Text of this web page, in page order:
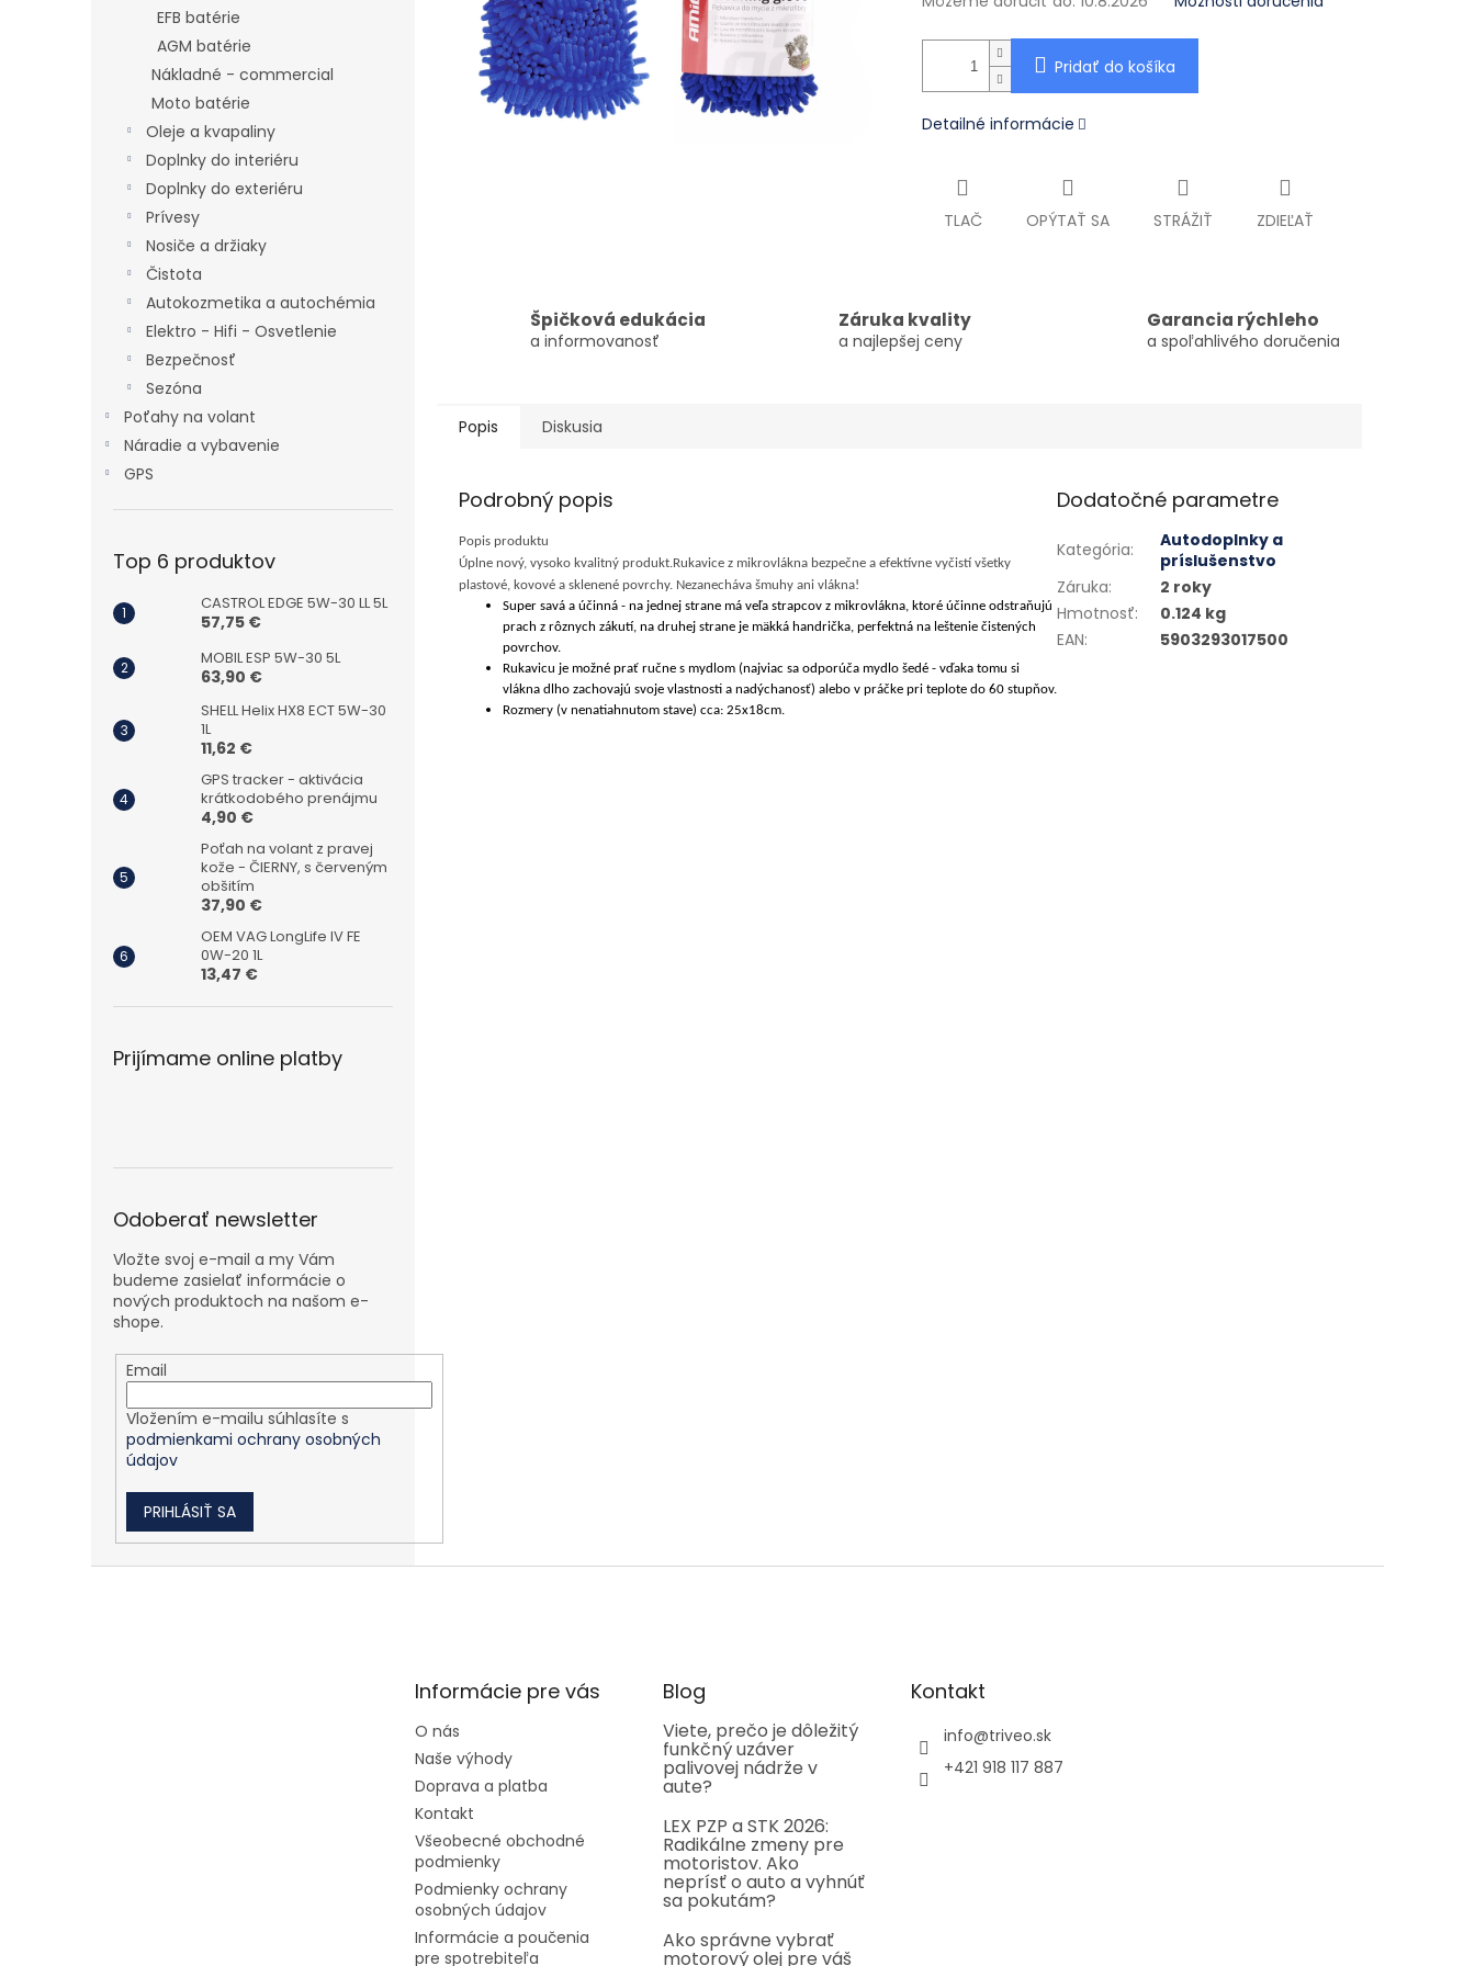
EFB batérie
AGM batérie
Nákladné - commercial
Moto batérie
Oleje a kvapaliny
Doplnky do interiéru
Doplnky do exteriéru
Prívesy
Nosiče a držiaky
Čistota
Autokozmetika a autochémia
Elektro - Hifi - Osvetlenie
Bezpečnosť
Sezóna
Poťahy na volant
Náradie a vybavenie
GPS
Top 6 produktov
CASTROL EDGE 5W-30 LL 5L
57,75 €
MOBIL ESP 5W-30 5L
63,90 €
SHELL Helix HX8 ECT 5W-30
1L
11,62 €
GPS tracker - aktivácia
krátkodobého prenájmu
4,90 €
Poťah na volant z pravej
kože - ČIERNY, s červeným
obšitím
37,90 €
OEM VAG LongLife IV FE
0W-20 1L
13,47 €
Prijímame online platby
Odoberať newsletter
Vložte svoj e-mail a my Vám
budeme zasielať informácie o
nových produktoch na našom e-
shope.
Email
Vložením e-mailu súhlasíte s
podmienkami ochrany osobných
údajov
PRIHLÁSIŤ SA
Pridať do košíka
Detailné informácie
TLAČ OPÝTAŤ SA STRÁŽIŤ ZDIEĽAŤ
Špičková edukácia
a informovanosť
Záruka kvality
a najlepšej ceny
Garancia rýchleho
a spoľahlivého doručenia
Popis Diskusia
Podrobný popis
Popis produktu
Úplne nový, vysoko kvalitný produkt.Rukavice z mikrovlákna bezpečne a efektívne vyčistí všetky
plastové, kovové a sklenené povrchy. Nezanecháva šmuhy ani vlákna!
Super savá a účinná - na jednej strane má veľa strapcov z mikrovlákna, ktoré účinne odstraňujú
prach z rôznych zákutí, na druhej strane je mäkká handrička, perfektná na leštenie čistených
povrchov.
Rukavicu je možné prať ručne s mydlom (najviac sa odporúča mydlo šedé - vďaka tomu si
vlákna dlho zachovajú svoje vlastnosti a nadýchanosť) alebo v práčke pri teplote do 60 stupňov.
Rozmery (v nenatiahnutom stave) cca: 25x18cm.
Dodatočné parametre
Kategória:
Autodoplnky a
príslušenstvo
Záruka:
2 roky
Hmotnosť:
0.124 kg
EAN: 5903293017500
Informácie pre vás
O nás
Naše výhody
Doprava a platba
Kontakt
Všeobecné obchodné
podmienky
Podmienky ochrany
osobných údajov
Informácie a poučenia
pre spotrebiteľa
Blog
Viete, prečo je dôležitý
funkčný uzáver
palivovej nádrže v
aute?
LEX PZP a STK 2026:
Radikálne zmeny pre
motoristov. Ako
neprísť o auto a vyhnúť
sa pokutám?
Ako správne vybrať
motorový olej pre váš
Kontakt
info@triveo.sk
+421 918 117 887